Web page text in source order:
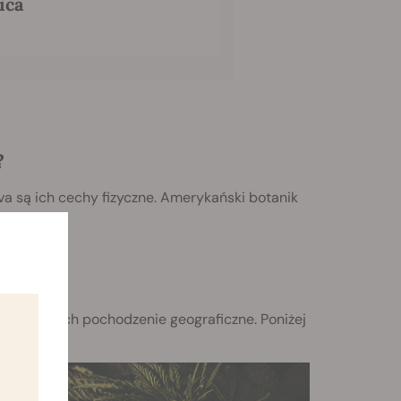
są ich cechy fizyczne. Amerykański botanik
na ich pochodzenie geograficzne. Poniżej